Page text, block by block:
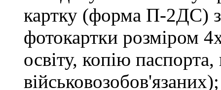
картку (форма П-2ДС) з
фотокартки розміром
освіту, копію